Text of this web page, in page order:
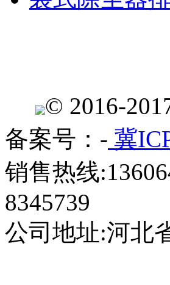
© 2016-
备案号：- 冀
销售热线
8345739
公司地址:河北